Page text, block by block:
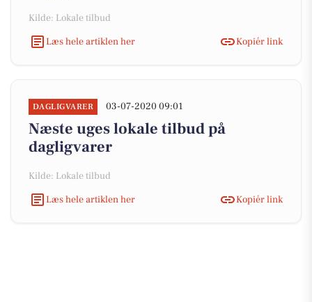
Kilde: Lokale tilbud
Læs hele artiklen her
Kopiér link
DAGLIGVARER 03-07-2020 09:01
Næste uges lokale tilbud på
dagligvarer
Kilde: Lokale tilbud
Læs hele artiklen her
Kopiér link